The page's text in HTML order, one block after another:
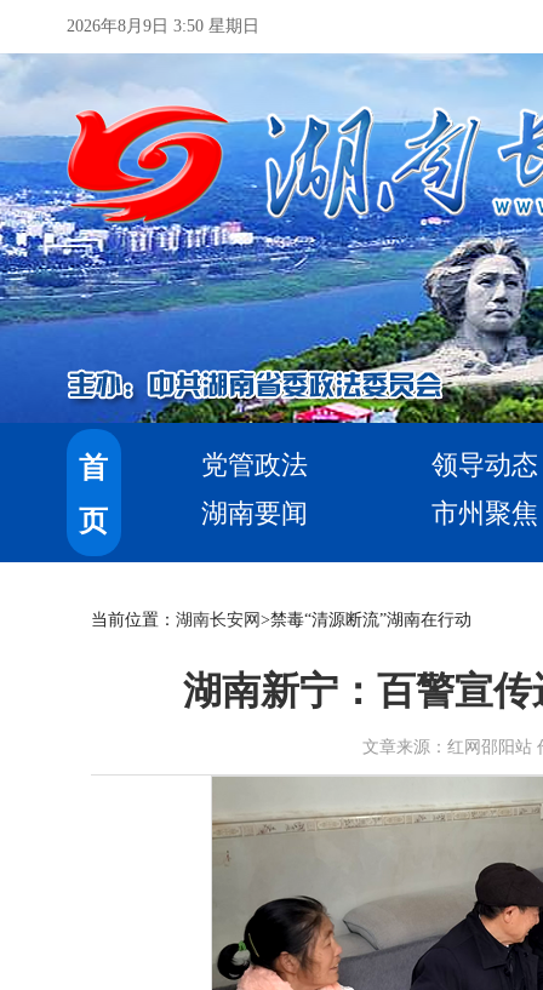
2026年8月9日 3:50 星期日
首
页
党管政法
领导动态
湖南要闻
市州聚焦
当前位置： 湖南长安网 >禁毒“清源断流”湖南在行动
湖南新宁：百警宣
文章来源：红网邵阳站